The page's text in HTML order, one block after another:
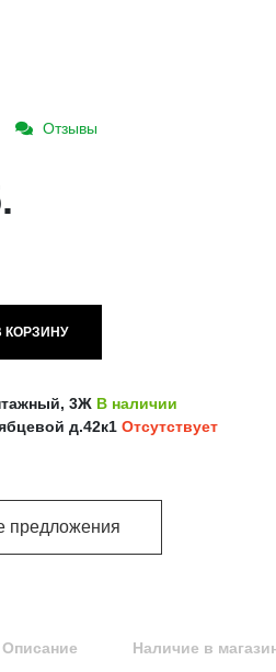
Отзывы
КОРЗИНУ
3Ж В наличии
д.42к1 Отсутствует
предложения
Описание Наличие в